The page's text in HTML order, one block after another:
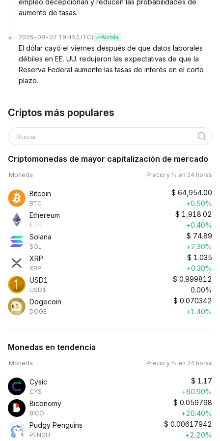
empleo decepcionan y reducen las probabilidades de
aumento de tasas.
2026-08-07 19:45 (UTC) Alcista
El dólar cayó el viernes después de que datos laborales
débiles en EE. UU. redujeron las expectativas de que la
Reserva Federal aumente las tasas de interés en el corto
plazo.
Criptos más populares
Buscar
Criptomonedas de mayor capitalización de mercado
Moneda Precio y % en 24 horas
Bitcoin
BTC
$ 64,954.00
+0.50%
Ethereum
ETH
$ 1,918.02
+0.40%
Solana
SOL
$ 74.89
+2.30%
XRP
XRP
$ 1.035
+0.30%
USD1
USD1
$ 0.999812
0.00%
Dogecoin
DOGE
$ 0.070342
+1.40%
Monedas en tendencia
Moneda Precio y % en 24 horas
Cysic
CYS
$ 1.17
+60.90%
Biconomy
BICO
$ 0.059798
+20.40%
Pudgy Penguins
PENGU
$ 0.00617942
+2.20%